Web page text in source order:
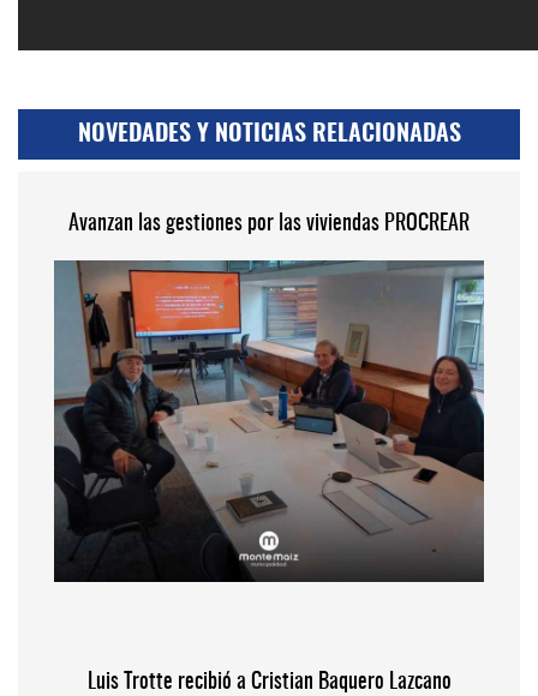
NOVEDADES Y NOTICIAS RELACIONADAS
Avanzan las gestiones por las viviendas PROCREAR
Luis Trotte recibió a Cristian Baquero Lazcano